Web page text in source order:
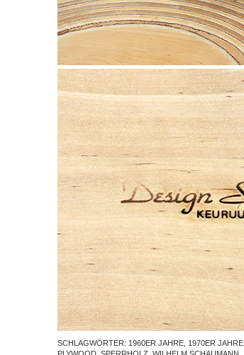
SCHLAGWÖRTER: 1960ER JAHRE, 1970ER JAHRE,